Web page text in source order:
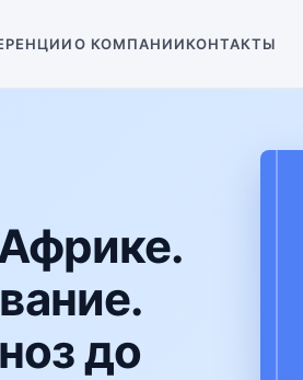
О КОМПАНИИКОНТАКТЫ
до